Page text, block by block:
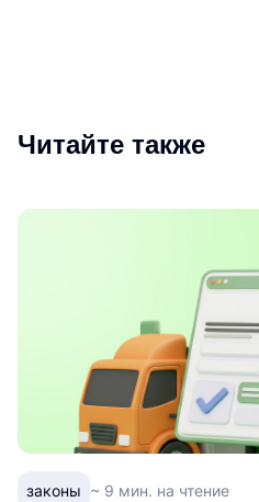
Читайте также
законы ~ 9 мин. на чтение